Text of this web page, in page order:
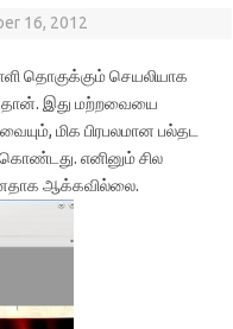
16, 2012
தொகுக்கும் செயலியாக
தான். இது மற்றவையை
மிக பிரபலமான பல்தட
எனினும் சில
ஆக்கவில்லை.